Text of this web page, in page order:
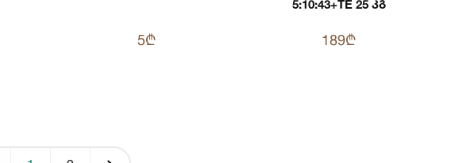
5₾
5:10:43+TE 25 Კგ
189₾